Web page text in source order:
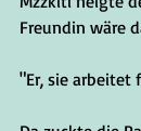
Freundin wäre
"Er, sie arbeitet